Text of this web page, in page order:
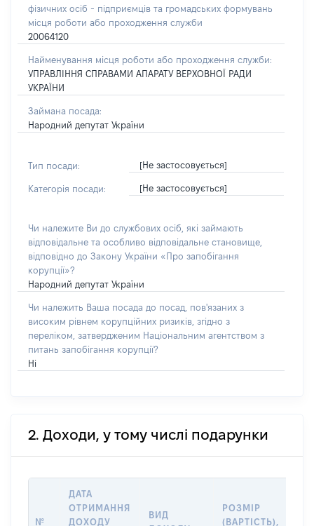
фізичних осіб - підприємців та громадських формувань
місця роботи або проходження служби
20064120
Найменування місця роботи або проходження служби:
УПРАВЛІННЯ СПРАВАМИ АПАРАТУ ВЕРХОВНОЇ РАДИ
УКРАЇНИ
Займана посада:
Народний депутат України
Тип посади: [Не застосовується]
Категорія посади: [Не застосовується]
Чи належите Ви до службових осіб, які займають
відповідальне та особливо відповідальне становище,
відповідно до Закону України «Про запобігання
корупції»?
Народний депутат України
Чи належить Ваша посада до посад, пов'язаних з
високим рівнем корупційних ризиків, згідно з
переліком, затвердженим Національним агентством з
питань запобігання корупції?
Ні
2. Доходи, у тому числі подарунки
№
ДАТА
ОТРИМАННЯ
ДОХОДУ
ВИД
РОЗМІР
(ВАРТІСТЬ),